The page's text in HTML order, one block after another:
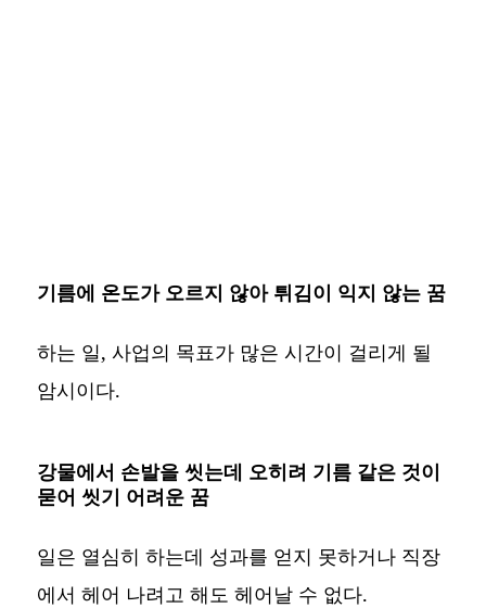
기름에 온도가 오르지 않아 튀김이 익지 않는 꿈
하는 일, 사업의 목표가 많은 시간이 걸리게 될
암시이다.
강물에서 손발을 씻는데 오히려 기름 같은 것이
묻어 씻기 어려운 꿈
일은 열심히 하는데 성과를 얻지 못하거나 직장
에서 헤어 나려고 해도 헤어날 수 없다.